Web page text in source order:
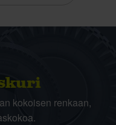
kokoisen renkaan,